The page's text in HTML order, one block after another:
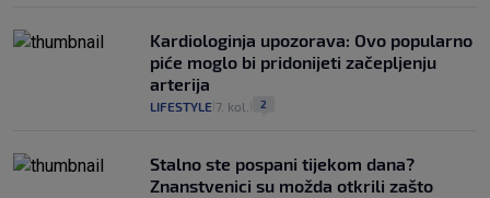
Kardiologinja upozorava: Ovo popularno
piće moglo bi pridonijeti začepljenju
arterija
LIFESTYLE 7. kol. 2
Stalno ste pospani tijekom dana?
Znanstvenici su možda otkrili zašto